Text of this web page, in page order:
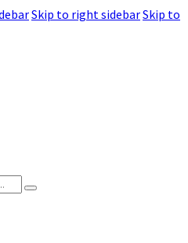
Skip to right sidebarSkip to